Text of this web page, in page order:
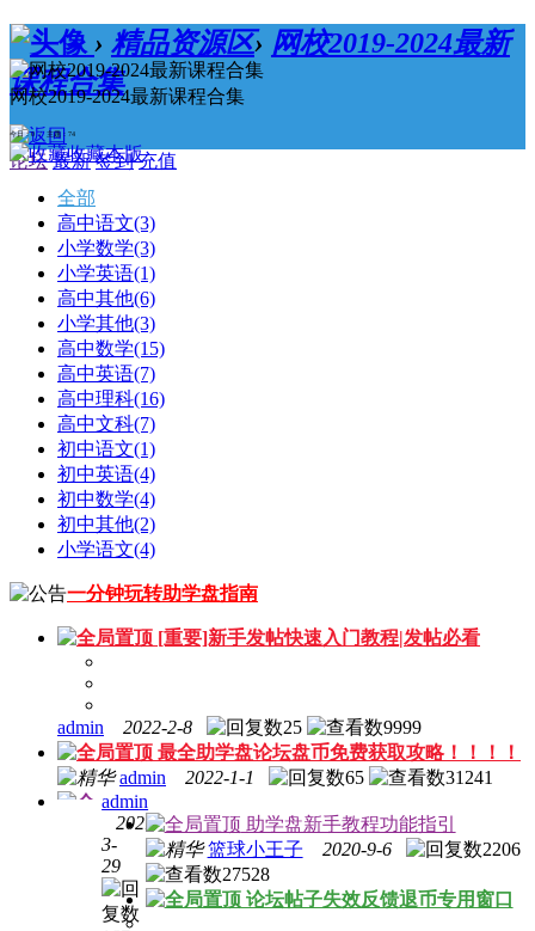
› 精品资源区› 网校2019-2024最新
课程合集
论坛 最新 签到 充值
网校2019-2024最新课程合集
今日：0 / 主题：74
收藏本版
全部
高中语文(3)
小学数学(3)
小学英语(1)
高中其他(6)
小学其他(3)
高中数学(15)
高中英语(7)
高中理科(16)
高中文科(7)
初中语文(1)
初中英语(4)
初中数学(4)
初中其他(2)
小学语文(4)
一分钟玩转助学盘指南
[重要]新手发帖快速入门教程|发帖必看
admin 2022-2-8 25
9999
最全助学盘论坛盘币免费获取攻略！！！！
admin
2022-1-1 65 31241
admin
2021-
3-
29
助学盘新手教程功能指引
篮球小王子
2020-9-6
2206
27528
论坛帖子失效反馈退币专用窗口